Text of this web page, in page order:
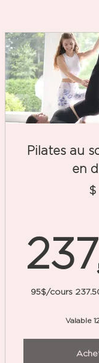
Pilates au
en
$
95$/cours
Valable